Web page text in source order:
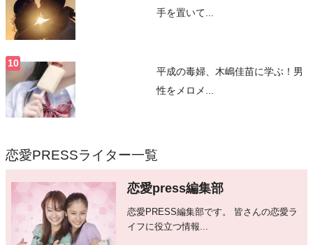
手を置いて...
平成の毒婦、木嶋佳苗に学ぶ！男
性をメロメ...
恋愛PRESSライター一覧
恋愛press編集部
恋愛PRESS編集部です。 皆さんの恋愛ラ
イフに役立つ情報...